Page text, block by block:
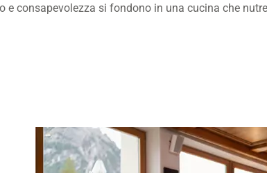
e consapevolezza si fondono in una cucina che